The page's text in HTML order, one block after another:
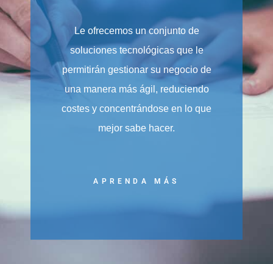
Le ofrecemos un conjunto de
soluciones tecnológicas que le
permitirán gestionar su negocio de
una manera más ágil, reduciendo
costes y concentrándose en lo que
mejor sabe hacer.
APRENDA MÁS